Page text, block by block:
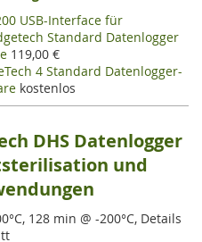
USB-Interface für
Standard Datenlogger
119,00 €
4 Standard Datenlogger-
kostenlos
DHS Datenlogger
und
128 min @ -200°C, Details